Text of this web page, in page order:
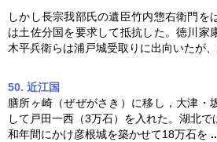
しかし長宗我部氏の遺臣竹内惣右衛門を
は土佐分国を要求して抵抗した。徳川家
木平兵衛らは浦戸城受取りに出向いたが
50. 近江国
膳所ヶ崎（ぜぜがさき）に移し，大津・
して戸田一西（3万石）を入れた。湖北で
和年間にかけ彦根城を築かせて18万石を